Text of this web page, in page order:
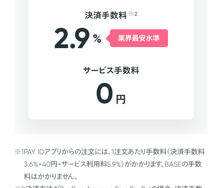
決済手数料 ※2
2.9 % 業界最安水準
サービス手数料
0 円
※1PAY IDアプリからの注文には、1注文あたり手数料（決済手数料
3.6%+40円+サービス利用料5.9%）がかかります。BASEの手数
料はかかりません。